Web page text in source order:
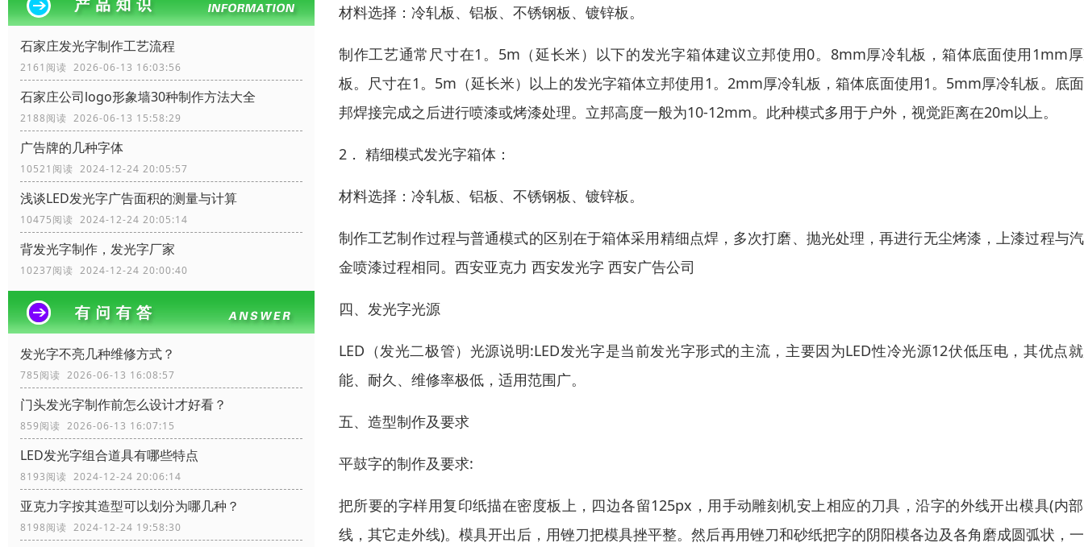
石家庄发光字制作工艺流程
2161阅读 2026-06-13 16:03:56
石家庄公司logo形象墙30种制作方法大全
2188阅读 2026-06-13 15:58:29
广告牌的几种字体
10521阅读 2024-12-24 20:05:57
浅谈LED发光字广告面积的测量与计算
10475阅读 2024-12-24 20:05:14
背发光字制作，发光字厂家
10237阅读 2024-12-24 20:00:40
发光字不亮几种维修方式？
785阅读 2026-06-13 16:08:57
门头发光字制作前怎么设计才好看？
859阅读 2026-06-13 16:07:15
LED发光字组合道具有哪些特点
8193阅读 2024-12-24 20:06:14
亚克力字按其造型可以划分为哪几种？
8198阅读 2024-12-24 19:58:30
材料选择：冷轧板、铝板、不锈钢板、镀锌板。
制作工艺通常尺寸在1。5m（延长米）以下的发光字箱体建议立邦使用0。8mm厚冷轧板，箱体底面使用1mm
板。尺寸在1。5m（延长米）以上的发光字箱体立邦使用1。2mm厚冷轧板，箱体底面使用1。5mm厚冷轧板。底
邦焊接完成之后进行喷漆或烤漆处理。立邦高度一般为10-12mm。此种模式多用于户外，视觉距离在20m以上。
2． 精细模式发光字箱体：
材料选择：冷轧板、铝板、不锈钢板、镀锌板。
制作工艺制作过程与普通模式的区别在于箱体采用精细点焊，多次打磨、抛光处理，再进行无尘烤漆，上漆过程与
金喷漆过程相同。西安亚克力 西安发光字 西安广告公司
四、发光字光源
LED（发光二极管）光源说明:LED发光字是当前发光字形式的主流，主要因为LED性冷光源12伏低压电，其优点
能、耐久、维修率极低，适用范围广。
五、造型制作及要求
平鼓字的制作及要求:
把所要的字样用复印纸描在密度板上，四边各留125px，用手动雕刻机安上相应的刀具，沿字的外线开出模具(内
线，其它走外线)。模具开出后，用锉刀把模具挫平整。然后再用锉刀和砂纸把字的阴阳模各边及各角磨成圆弧状，